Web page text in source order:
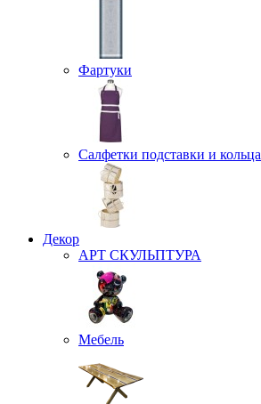
Фартуки
Салфетки подставки и кольца
Декор
АРТ СКУЛЬПТУРА
Мебель